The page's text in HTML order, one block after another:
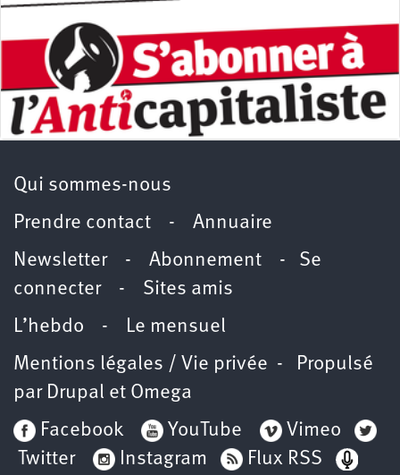
Qui sommes-nous
Prendre contact - Annuaire
Newsletter - Abonnement - Se
connecter- Sites amis
L’hebdo - Le mensuel
Mentions légales / Vie privée - Propulsé
par Drupal et Omega
Facebook
YouTube
Vimeo
Twitter
Instagram Flux RSS